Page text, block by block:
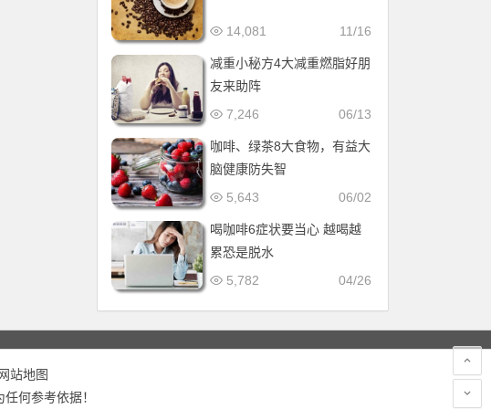
11/16
14,081
减重小秘方4大减重燃脂好朋
友来助阵
06/13
7,246
咖啡、绿茶8大食物，有益大
脑健康防失智
06/02
5,643
喝咖啡6症状要当心 越喝越
累恐是脱水
04/26
5,782
网站地图
何参考依据！